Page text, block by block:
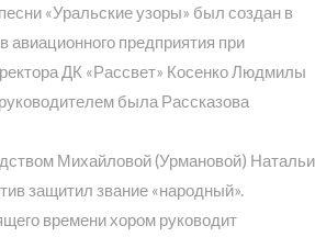
«Уральские узоры» был создан в
авиационного предприятия при
ДК «Рассвет» Косенко Людмилы
была Рассказова
Михайловой (Урмановой) Натальи
защитил звание «народный».
времени хором руководит